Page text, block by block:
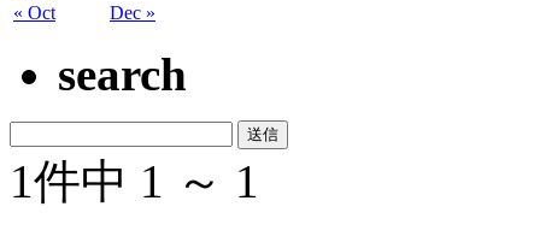
« Oct Dec »
search
1件中 1 ～ 1